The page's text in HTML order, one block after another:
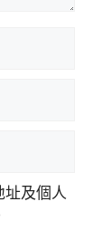
址及個人